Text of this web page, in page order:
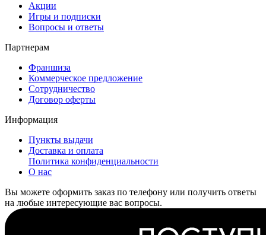
Акции
Игры и подписки
Вопросы и ответы
Партнерам
Франшиза
Коммерческое предложение
Сотрудничество
Договор оферты
Информация
Пункты выдачи
Доставка и оплата
Политика конфиденциальности
О нас
Вы можете оформить заказ по телефону или получить ответы
на любые интересующие вас вопросы.